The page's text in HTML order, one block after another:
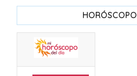
HORÓSCOPO